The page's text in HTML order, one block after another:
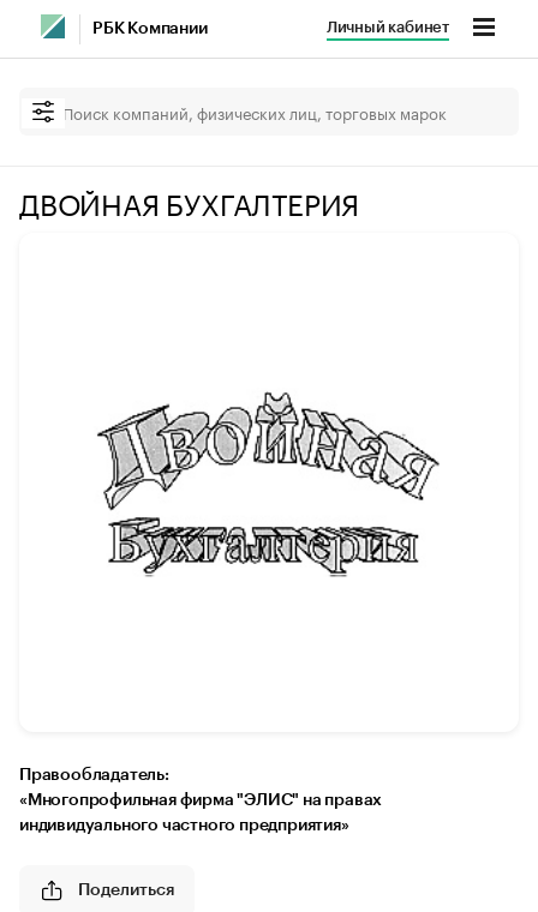
РБК Компании Личный кабинет
ДВОЙНАЯ БУХГАЛТЕРИЯ
Правообладатель:
«Многопрофильная фирма "ЭЛИС" на правах
индивидуального частного предприятия»
Поделиться